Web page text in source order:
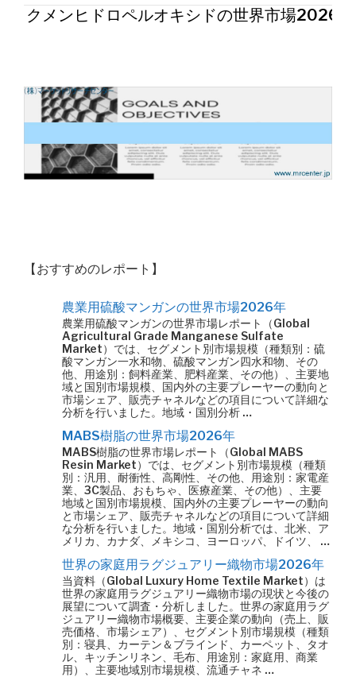
クメンヒドロペルオキシドの世界市場2026年
【おすすめのレポート】
農業用硫酸マンガンの世界市場2026年
農業用硫酸マンガンの世界市場レポート（Global
Agricultural Grade Manganese Sulfate
Market）では、セグメント別市場規模（種類別：硫
酸マンガン一水和物、硫酸マンガン四水和物、その
他、用途別：飼料産業、肥料産業、その他）、主要地
域と国別市場規模、国内外の主要プレーヤーの動向と
市場シェア、販売チャネルなどの項目について詳細な
分析を行いました。地域・国別分析 …
MABS樹脂の世界市場2026年
MABS樹脂の世界市場レポート（Global MABS
Resin Market）では、セグメント別市場規模（種類
別：汎用、耐衝性、高剛性、その他、用途別：家電産
業、3C製品、おもちゃ、医療産業、その他）、主要
地域と国別市場規模、国内外の主要プレーヤーの動向
と市場シェア、販売チャネルなどの項目について詳細
な分析を行いました。地域・国別分析では、北米、ア
メリカ、カナダ、メキシコ、ヨーロッパ、ドイツ、 …
世界の家庭用ラグジュアリー織物市場2026年
当資料（Global Luxury Home Textile Market）は
世界の家庭用ラグジュアリー織物市場の現状と今後の
展望について調査・分析しました。世界の家庭用ラグ
ジュアリー織物市場概要、主要企業の動向（売上、販
売価格、市場シェア）、セグメント別市場規模（種類
別：寝具、カーテン＆ブラインド、カーペット、タオ
ル、キッチンリネン、毛布、用途別：家庭用、商業
用）、主要地域別市場規模、流通チャネ …